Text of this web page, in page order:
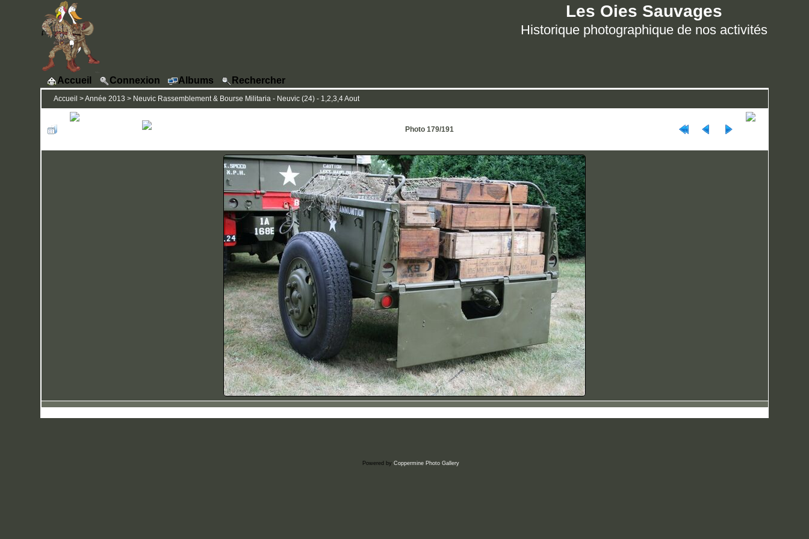
Les Oies Sauvages
Historique photographique de nos activités
Accueil Connexion Albums Rechercher
Accueil >Année 2013 > Neuvic Rassemblement & Bourse Militaria - Neuvic (24) - 1,2,3,4 Aout
Photo 179/191
Powered by Coppermine Photo Gallery